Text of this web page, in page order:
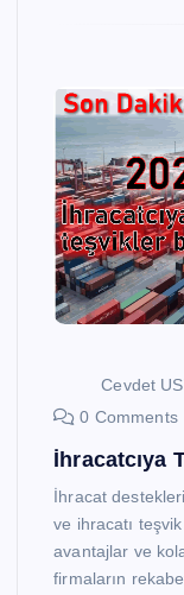
Cevdet
0 Comments
İhracatcıya
İhracat
ve ihracatı
avantajlar ve
firmaların